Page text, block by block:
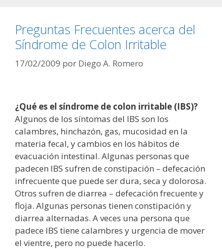
Preguntas Frecuentes acerca del
Síndrome de Colon Irritable
17/02/2009 por Diego A. Romero
¿Qué es el síndrome de colon irritable (IBS)?
Algunos de los síntomas del IBS son los
calambres, hinchazón, gas, mucosidad en la
materia fecal, y cambios en los hábitos de
evacuación intestinal. Algunas personas que
padecen IBS sufren de constipación – defecación
infrecuente que puede ser dura, seca y dolorosa.
Otros sufren de diarrea – defecación frecuente y
floja. Algunas personas tienen constipación y
diarrea alternadas. A veces una persona que
padece IBS tiene calambres y urgencia de mover
el vientre, pero no puede hacerlo.